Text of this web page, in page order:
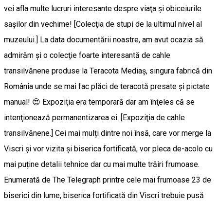
vei afla multe lucruri interesante despre viaţa şi obiceiurile
saşilor din vechime! [Colecţia de stupi de la ultimul nivel al
muzeului.] La data documentării noastre, am avut ocazia să
admirăm şi o colecţie foarte interesantă de cahle
transilvănene produse la Teracota Mediaş, singura fabrică din
România unde se mai fac plăci de teracotă presate şi pictate
manual! 😍 Expoziţia era temporară dar am înţeles că se
intenţionează permanentizarea ei. [Expoziţia de cahle
transilvănene.] Cei mai mulți dintre noi însă, care vor merge la
Viscri și vor vizita și biserica fortificată, vor pleca de-acolo cu
mai puține detalii tehnice dar cu mai multe trăiri frumoase.
Enumerată de The Telegraph printre cele mai frumoase 23 de
biserici din lume, biserica fortificată din Viscri trebuie pusă